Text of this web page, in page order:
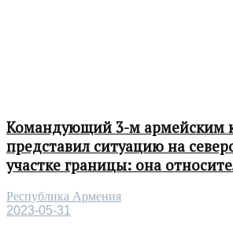
Командующий 3-м армейским
представил ситуацию на
участке границы: она
Республика Армения
2023-05-31